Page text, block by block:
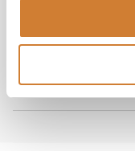
Papier